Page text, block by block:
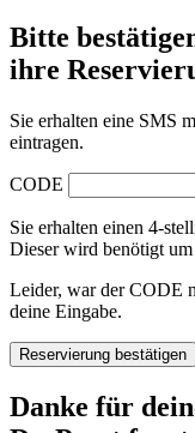
Bitte
ihre
Sie erhalten eine SMS
eintragen.
CODE
Sie erhalten einen 4-
Dieser wird benötigt
Leider, war der CODE
deine Eingabe.
Reservierung bestätigen
Danke für